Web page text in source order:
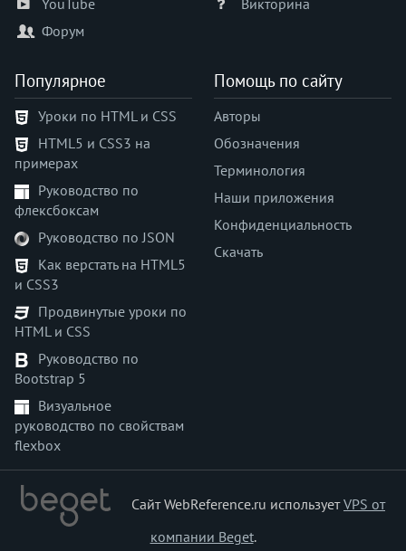
text-indent
text-security
text-shadow
text-stroke
text-stroke-color
text-stroke-width
text-transform
text-underline-offset
text-underline-position
top
transform
transform-origin
transform-style
transition
transition-delay
transition-duration
transition-property
transition-timing-function
unicode-bidi
user-select
YouTube
Форум
Викторина
Популярное
Уроки по HTML и CSS
HTML5 и CSS3 на
примерах
Руководство по
флексбоксам
Руководство по JSON
Как верстать на HTML5
и CSS3
Продвинутые уроки по
HTML и CSS
Руководство по
Bootstrap 5
Визуальное
руководство по свойствам
flexbox
Помощь по сайту
Авторы
Обозначения
Терминология
Наши приложения
Конфиденциальность
Скачать
Сайт WebReference.ru используетVPS от
компании Beget.